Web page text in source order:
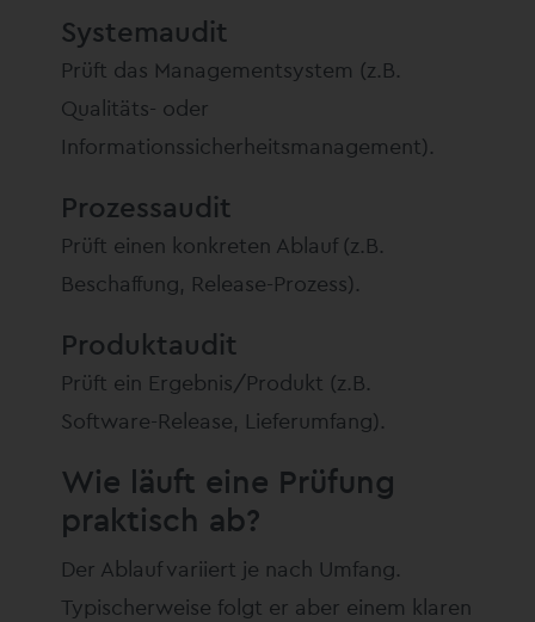
Systemaudit
Prüft das Managementsystem (z.B.
Qualitäts- oder
Informationssicherheitsmanagement).
Prozessaudit
Prüft einen konkreten Ablauf (z.B.
Beschaffung, Release-Prozess).
Produktaudit
Prüft ein Ergebnis/Produkt (z.B.
Software-Release, Lieferumfang).
Wie läuft eine Prüfung
praktisch ab?
Der Ablauf variiert je nach Umfang.
Typischerweise folgt er aber einem klaren